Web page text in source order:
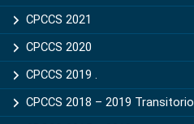
CPCCS 2021
CPCCS 2020
CPCCS 2019 .
CPCCS 2018 – 2019 Transitorio